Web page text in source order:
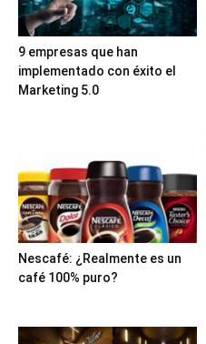
9 empresas que han
implementado con éxito el
Marketing 5.0
Nescafé: ¿Realmente es un
café 100% puro?